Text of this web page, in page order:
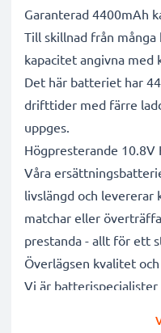
Garanterad 4400mAh
Till skillnad från
kapacitet angivna med
Det här batteriet har
drifttider med färre
uppges.
Högpresterande 10.8V
Våra
livslängd och levererar
matchar eller
prestanda - allt för ett
Överlägsen kvalitet
Vi är batterispecialister